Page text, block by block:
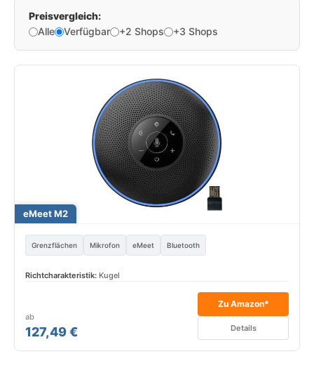
Preisvergleich:
Alle
Verfügbar +2 Shops +3 Shops
eMeet M2
Grenzflächen Mikrofon eMeet Bluetooth
Richtcharakteristik: Kugel
ab
127,49 €
Zu Amazon*
Details